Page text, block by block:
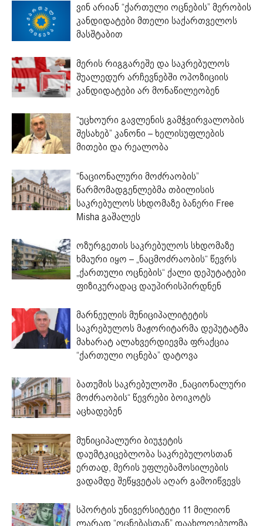
ვინ არიან “ქართული ოცნების” მერობის
კანდიდატები მთელი საქართველოს
მასშტაბით
მერის რიგგარეშე და საკრებულოს
შუალედურ არჩევნებში ოპოზიციის
კანდიდატები არ მონაწილეობენ
“უცხოური გავლენის გამჭვირვალობის
შესახებ” კანონი – ხელისუფლების
მითები და რეალობა
“ნაციონალური მოძრაობის”
წარმომადგენლებმა თბილისის
საკრებულოს სხდომაზე ბანერი Free
Misha გაშალეს
ოზურგეთის საკრებულოს სხდომაზე
ხმაური იყო – „ნაცმოძრაობის“ წევრს
„ქართული ოცნების“ ქალი დეპუტატები
ფიზიკურადაც დაუპირისპირდნენ
მარნეულის მუნიციპალიტეტის
საკრებულოს მაჟორიტარმა დეპუტატმა
მახარატ ალახვერდიევმა ფრაქცია
“ქართული ოცნება” დატოვა
ბათუმის საკრებულოში „ნაციონალური
მოძრაობის“ წევრები ბოიკოტს
აცხადებენ
მუნიციპალური ბიუჯეტის
დაუმტკიცებლობა საკრებულოსთან
ერთად, მერის უფლებამოსილების
ვადამდე შეწყვეტას აღარ გამოიწვევს
სპორტის უნივერსიტეტი 11 მილიონ
ლარად “ოცნებასთან” დაახლოებულმა